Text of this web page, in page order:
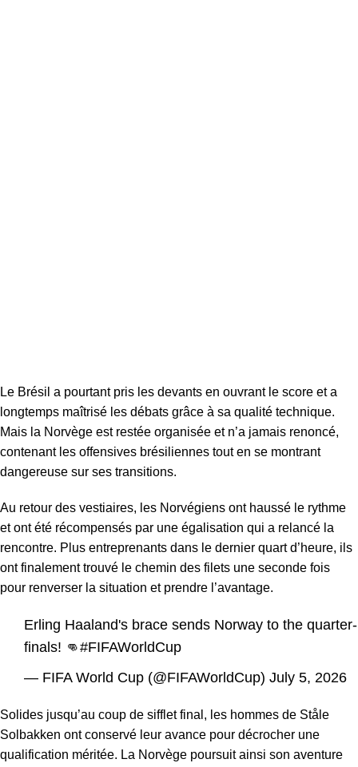
Le Brésil a pourtant pris les devants en ouvrant le score et a
longtemps maîtrisé les débats grâce à sa qualité technique.
Mais la Norvège est restée organisée et n’a jamais renoncé,
contenant les offensives brésiliennes tout en se montrant
dangereuse sur ses transitions.
Au retour des vestiaires, les Norvégiens ont haussé le rythme
et ont été récompensés par une égalisation qui a relancé la
rencontre. Plus entreprenants dans le dernier quart d’heure, ils
ont finalement trouvé le chemin des filets une seconde fois
pour renverser la situation et prendre l’avantage.
Erling Haaland's brace sends Norway to the quarter-
finals! 👊#FIFAWorldCup
— FIFA World Cup (@FIFAWorldCup) July 5, 2026
Solides jusqu’au coup de sifflet final, les hommes de Ståle
Solbakken ont conservé leur avance pour décrocher une
qualification méritée. La Norvège poursuit ainsi son aventure